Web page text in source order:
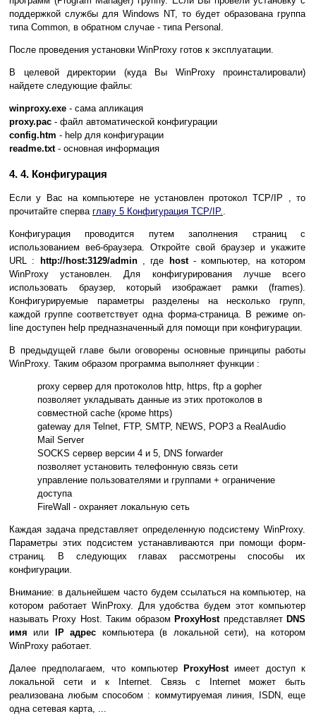
поддержкой службы для Windows NT, то будет образована группа
типа Common, в обратном случае - типа Personal.
После проведения установки WinProxy готов к эксплуатации.
В целевой директории (куда Вы WinProxy проинсталировали)
найдете следующие файлы:
winproxy.exe - сама апликация
proxy.pac - файл автоматической конфигурации
config.htm - help для конфигурации
readme.txt- основная информация
4. 4. Конфигурация
Если у Вас на компьютере не установлен протокол TCP/IP , то
прочитайте сперва главу 5 Конфигурация TCP/IP..
Конфигурация проводится путем заполнения страниц с
использованием веб-браузера. Откройте свой браузер и укажите
URL :
http://host:3129/admin , где host- компьютер, на котором
WinProxy установлен. Для конфигурирования лучше всего
использовать браузер, который изображает рамки (frames).
Конфигурируемые параметры разделены на несколько групп,
каждой группе соответствует одна форма-страница. В режиме on-
line доступен help предназначенный для помощи при конфигурации.
В предыдущей главе были оговорены основные принципы работы
WinProxy. Таким образом программа выполняет функции :
proxy сервер для протоколов http, https, ftp a gopher
позволяет укладывать данные из этих протоколов в
совместной cache (кроме https)
gateway для Telnet, FTP, SMTP, NEWS, POP3 a RealAudio
Mail Server
SOCKS сервер версии 4 и 5, DNS forwarder
позволяет установить телефонную связь сети
управление пользователями и группами + ограничение
доступа
FireWall - охраняет локальную сеть
Каждая задача представляет определенную подсистему WinProxy.
Параметры этих подсистем устанавливаются при помощи форм-
страниц. В следующих главах рассмотрены способы их
конфигурации.
Внимание: в дальнейшем часто будем ссылаться на компьютер, на
котором работает WinProxy. Для удобства будем этот компьютер
называть Proxy Host. Таким образом ProxyHostпредставляет DNS
имя
или IP адрес компьютера (в локальной сети), на котором
WinProxy работает.
Далее предполагаем, что компьютер ProxyHostимеет доступ к
локальной сети и к Internet. Связь с Internet может быть
реализована любым способом : коммутируемая линия, ISDN, еще
одна сетевая карта, ...